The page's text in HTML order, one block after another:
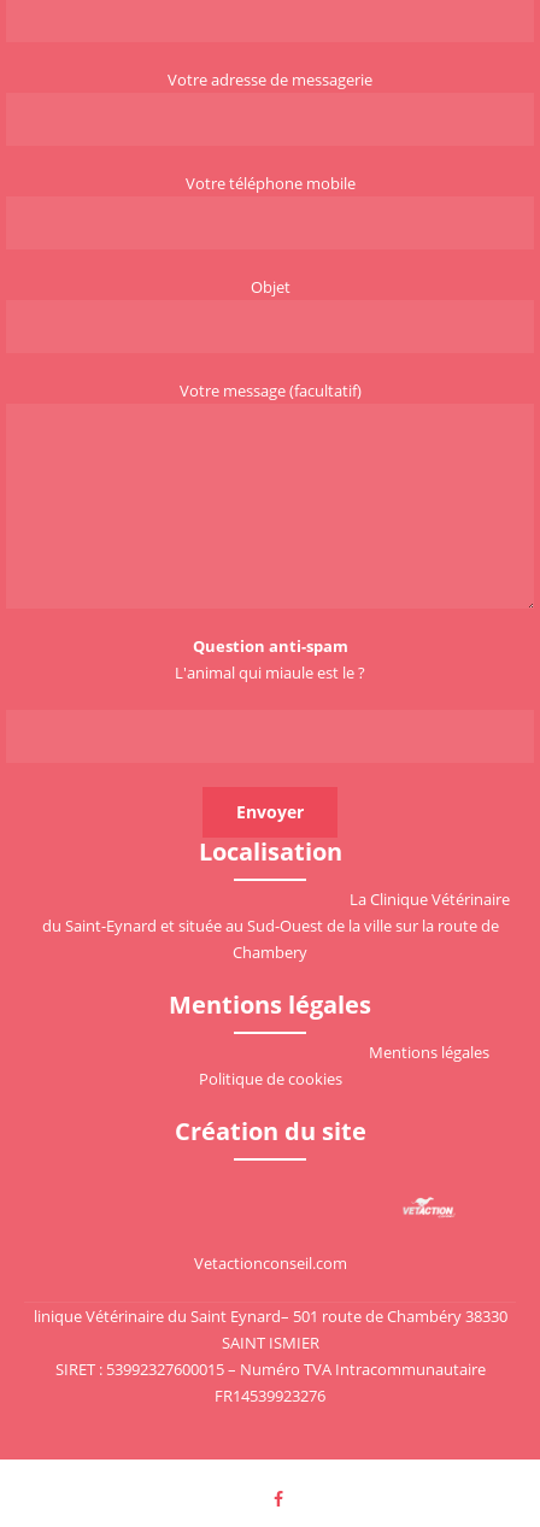
Votre adresse de messagerie
Votre téléphone mobile
Objet
Votre message (facultatif)
Question anti-spam
L'animal qui miaule est le ?
Localisation
La Clinique Vétérinaire
du Saint-Eynard et située au Sud-Ouest de la ville sur la route de
Chambery
Mentions légales
Mentions légales
Politique de cookies
Création du site
Vetactionconseil.com
linique Vétérinaire du Saint Eynard– 501 route de Chambéry 38330
SAINT ISMIER
SIRET : 53992327600015 – Numéro TVA Intracommunautaire
FR14539923276